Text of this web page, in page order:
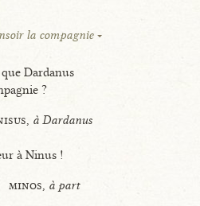
la compagnie
Dardanus
?
à Dardanus
à Ninus !
minos, à part